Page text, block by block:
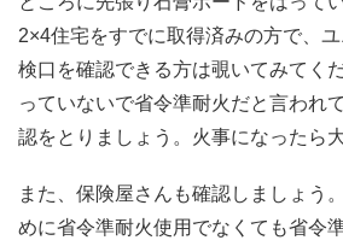
2×4住宅をすでに取得済みの方で、
検口を確認できる方は覗いてみてく
っていないで省令準耐火だと言われ
認をとりましょう。火事になったら
また、保険屋さんも確認しましょう
めに省令準耐火使用でなくても省令